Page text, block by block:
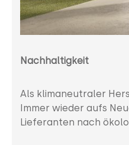
Nachhaltigkeit
Als klimaneutraler
Immer wieder aufs
Lieferanten nach